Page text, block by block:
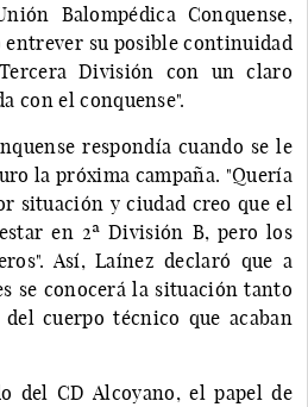
Balompédica Conquense,
entrever su posible continuidad
División con un claro
con el conquense".
respondía cuando se le
la próxima campaña. "Quería
situación y ciudad creo que el
en 2ª División B, pero los
Así, Laínez declaró que a
se conocerá la situación tanto
cuerpo técnico que acaban
del CD Alcoyano, el papel de